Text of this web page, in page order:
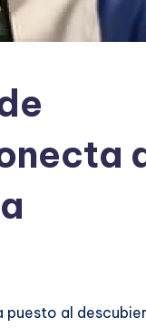
puesto al